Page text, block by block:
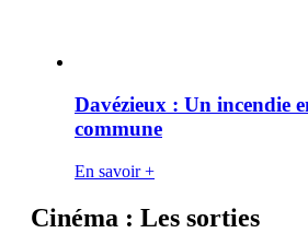
Davézieux : Un incendie
commune
En savoir +
Cinéma : Les sorties